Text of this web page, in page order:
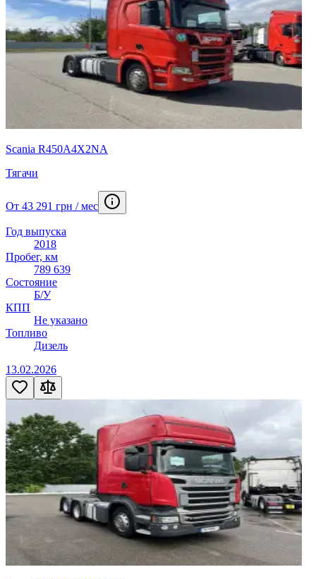
Scania R450A4X2NA
Тягачи
От 43 291 грн / мес
Год выпуска
2018
Пробег, км
789 639
Состояние
Б/У
КПП
Не указано
Топливо
Дизель
13.02.2026